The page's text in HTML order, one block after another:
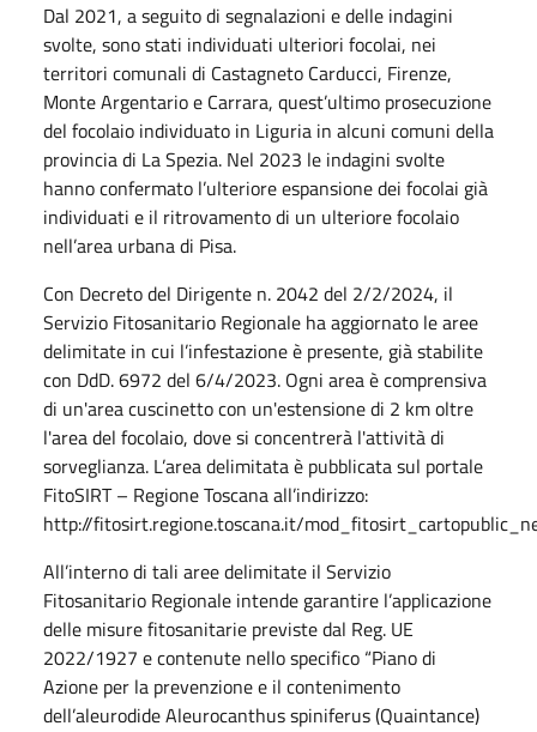
Dal 2021, a seguito di segnalazioni e delle indagini
svolte, sono stati individuati ulteriori focolai, nei
territori comunali di Castagneto Carducci, Firenze,
Monte Argentario e Carrara, quest’ultimo prosecuzione
del focolaio individuato in Liguria in alcuni comuni della
provincia di La Spezia. Nel 2023 le indagini svolte
hanno confermato l’ulteriore espansione dei focolai già
individuati e il ritrovamento di un ulteriore focolaio
nell’area urbana di Pisa.
Con Decreto del Dirigente n. 2042 del 2/2/2024, il
Servizio Fitosanitario Regionale ha aggiornato le aree
delimitate in cui l’infestazione è presente, già stabilite
con DdD. 6972 del 6/4/2023. Ogni area è comprensiva
di un'area cuscinetto con un'estensione di 2 km oltre
l'area del focolaio, dove si concentrerà l'attività di
sorveglianza. L’area delimitata è pubblicata sul portale
FitoSIRT – Regione Toscana all’indirizzo:
http://fitosirt.regione.toscana.it/
All’interno di tali aree delimitate il Servizio
Fitosanitario Regionale intende garantire l’applicazione
delle misure fitosanitarie previste dal Reg. UE
2022/1927 e contenute nello specifico “Piano di
Azione per la prevenzione e il contenimento
dell’aleurodide Aleurocanthus spiniferus (Quaintance)